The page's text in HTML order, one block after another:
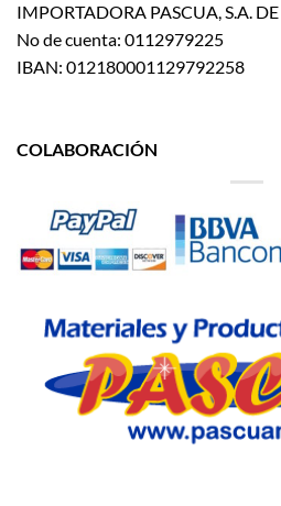
IMPORTADORA PASCUA, S.A. DE
No de cuenta: 0112979225
IBAN: 012180001129792258
COLABORACIÓN